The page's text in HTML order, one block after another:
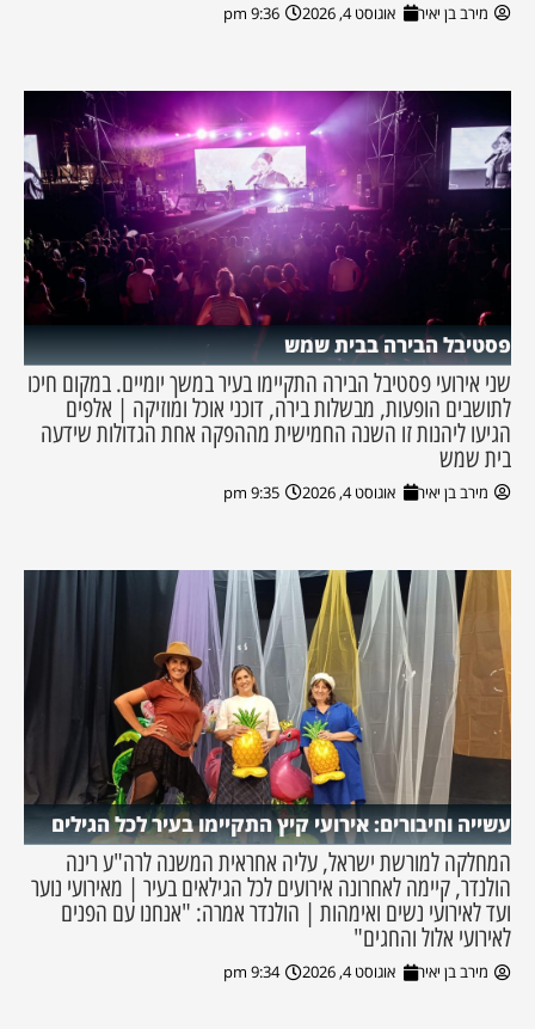
מירב בן יאיר אוגוסט 4, 2026 9:36 pm
פסטיבל הבירה בבית שמש
שני אירועי פסטיבל הבירה התקיימו בעיר במשך יומיים. במקום חיכו
לתושבים הופעות, מבשלות בירה, דוכני אוכל ומוזיקה | אלפים
הגיעו ליהנות זו השנה החמישית מההפקה אחת הגדולות שידעה
בית שמש
מירב בן יאיר אוגוסט 4, 2026 9:35 pm
עשייה וחיבורים: אירועי קיץ התקיימו בעיר לכל הגילים
המחלקה למורשת ישראל, עליה אחראית המשנה לרה"ע רינה
הולנדר, קיימה לאחרונה אירועים לכל הגילאים בעיר | מאירועי נוער
ועד לאירועי נשים ואימהות | הולנדר אמרה: "אנחנו עם הפנים
לאירועי אלול והחגים"
מירב בן יאיר אוגוסט 4, 2026 9:34 pm